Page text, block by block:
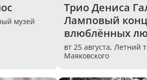
музей
Трио Дениса
Ламповый
влюблённых
вт 25 августа,Летний
Маяковского